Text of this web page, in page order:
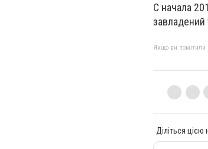
С начала
Якщо ви помітили
Діліться